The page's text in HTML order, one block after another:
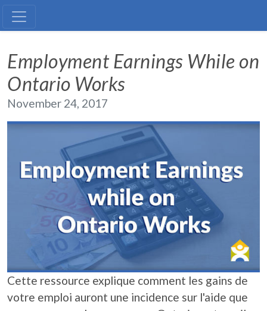
Employment Earnings While on
Ontario Works
November 24, 2017
Cette ressource explique comment les gains de
votre emploi auront une incidence sur l'aide que